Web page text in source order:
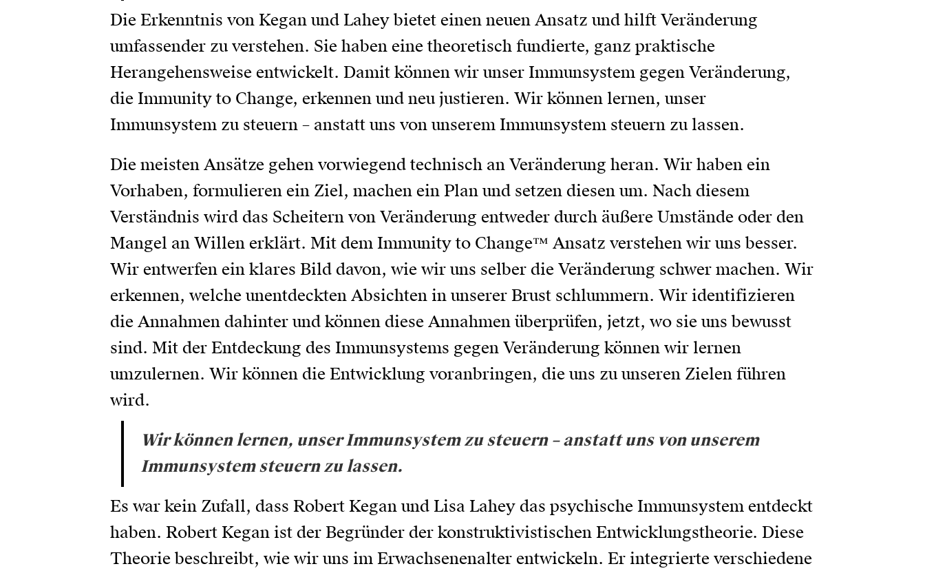
Die Erkenntnis von Kegan und Lahey bietet einen neuen Ansatz und hilft Veränderung
umfassender zu verstehen. Sie haben eine theoretisch fundierte, ganz praktische
Herangehensweise entwickelt. Damit können wir unser Immunsystem gegen Veränderung,
die Immunity to Change, erkennen und neu justieren. Wir können lernen, unser
Immunsystem zu steuern – anstatt uns von unserem Immunsystem steuern zu lassen.
Die meisten Ansätze gehen vorwiegend technisch an Veränderung heran. Wir haben ein
Vorhaben, formulieren ein Ziel, machen ein Plan und setzen diesen um. Nach diesem
Verständnis wird das Scheitern von Veränderung entweder durch äußere Umstände oder den
Mangel an Willen erklärt. Mit dem Immunity to Change™ Ansatz verstehen wir uns besser.
Wir entwerfen ein klares Bild davon, wie wir uns selber die Veränderung schwer machen. Wir
erkennen, welche unentdeckten Absichten in unserer Brust schlummern. Wir identifizieren
die Annahmen dahinter und können diese Annahmen überprüfen, jetzt, wo sie uns bewusst
sind. Mit der Entdeckung des Immunsystems gegen Veränderung können wir lernen
umzulernen. Wir können die Entwicklung voranbringen, die uns zu unseren Zielen führen
wird.
Wir können lernen, unser Immunsystem zu steuern – anstatt uns von unserem
Immunsystem steuern zu lassen.
Es war kein Zufall, dass Robert Kegan und Lisa Lahey das psychische Immunsystem entdeckt
haben. Robert Kegan ist der Begründer der konstruktivistischen Entwicklungstheorie. Diese
Theorie beschreibt, wie wir uns im Erwachsenenalter entwickeln. Er integrierte verschiedene